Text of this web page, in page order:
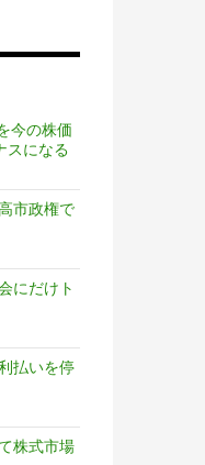
今の株価
スになる
市政権で
にだけト
払いを停
株式市場